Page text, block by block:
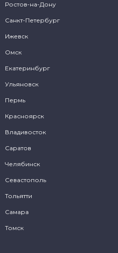
Ростов-на-Дону
Санкт-Петербург
Ижевск
Омск
Екатеринбург
Ульяновск
Пермь
Красноярск
Владивосток
Саратов
Челябинск
Севастополь
Тольятти
Самара
Томск